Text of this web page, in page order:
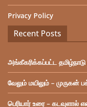
Privacy Policy
Recent Posts
அங்கீகரிக்கப்பட்ட
வேலும் மயிலும் – முருகன்
பெரியார் உரை –